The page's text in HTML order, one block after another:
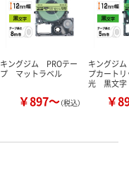
キングジム PROテー
プ マットラベル
￥897～（税込）
キングジ
プカート
光 黒文字
￥